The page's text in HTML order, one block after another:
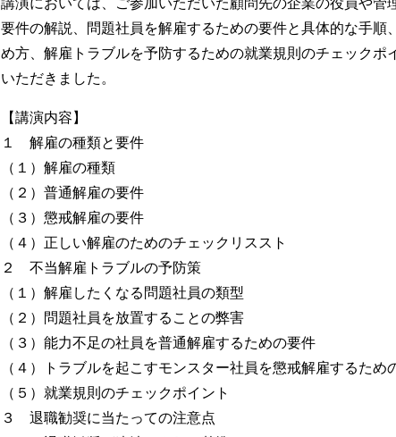
講演においては、ご参加いただいた顧問先の企業の役員や管
要件の解説、問題社員を解雇するための要件と具体的な手順
め方、解雇トラブルを予防するための就業規則のチェックポ
いただきました。
【講演内容】
１ 解雇の種類と要件
（１）解雇の種類
（２）普通解雇の要件
（３）懲戒解雇の要件
（４）正しい解雇のためのチェックリススト
２ 不当解雇トラブルの予防策
（１）解雇したくなる問題社員の類型
（２）問題社員を放置することの弊害
（３）能力不足の社員を普通解雇するための要件
（４）トラブルを起こすモンスター社員を懲戒解雇するため
（５）就業規則のチェックポイント
３ 退職勧奨に当たっての注意点